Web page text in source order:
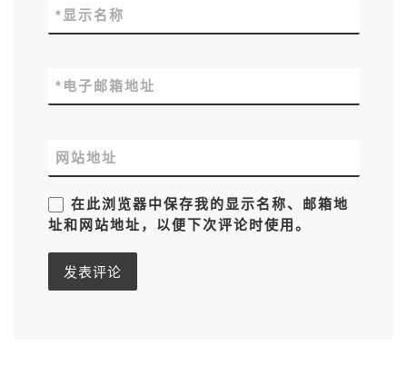
显示名称
*
电子邮箱地址
*
网站地址
在此浏览器中保存我的显示名称、邮箱地
址和网站地址，以便下次评论时使用。